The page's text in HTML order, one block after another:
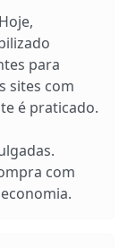
para
sites com
é praticado.
com